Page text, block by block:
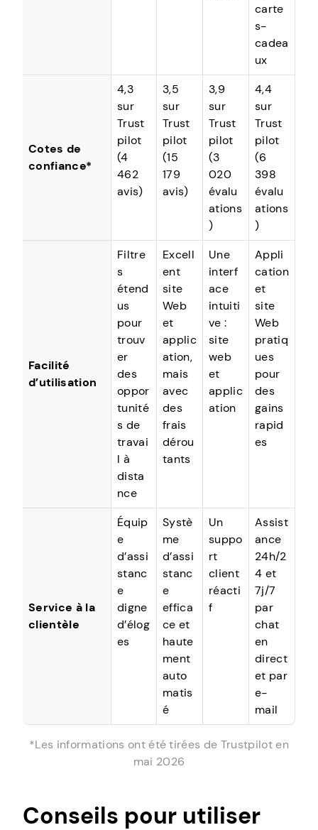
carte
s-
cadea
ux
Cotes de
confiance*
4,3
sur
Trust
pilot
(4
462
avis)
3,5
sur
Trust
pilot
(15
179
avis)
3,9
sur
Trust
pilot
(3
020
évalu
ations
)
4,4
sur
Trust
pilot
(6
398
évalu
ations
)
Facilité
d’utilisation
Filtre
s
étend
us
pour
trouv
er
des
oppor
tunité
s de
travai
l à
dista
nce
Excell
ent
site
Web
et
applic
ation,
mais
avec
des
frais
dérou
tants
Une
interf
ace
intuiti
ve :
site
web
et
applic
ation
Appli
cation
et
site
Web
pratiq
ues
pour
des
gains
rapid
es
Service à la
clientèle
Équip
e
d’assi
stanc
e
digne
d’élog
es
Systè
me
d’assi
stanc
e
effica
ce et
haute
ment
auto
matis
é
Un
suppo
rt
client
réacti
f
Assist
ance
24h/2
4 et
7j/7
par
chat
en
direct
et par
e-
mail
*Les informations ont été tirées de Trustpilot en
mai 2026
Conseils pour utiliser